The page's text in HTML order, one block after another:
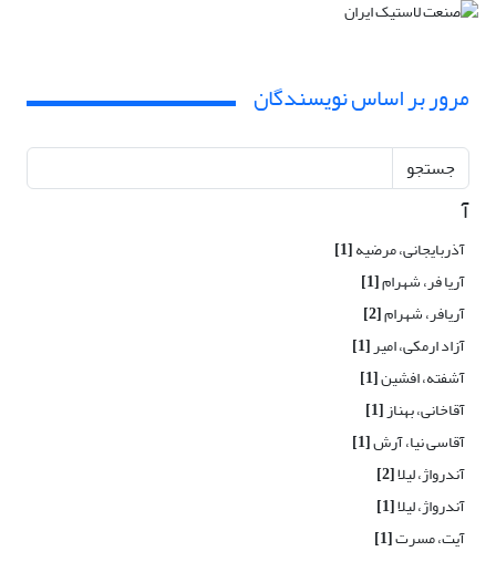
مرور بر اساس نویسندگان
جستجو
آ
آذربایجانی، مرضیه[1]
آریا فر، شهرام[1]
آریافر، شهرام[2]
آزاد ارمکی، امیر[1]
آشفته، افشین[1]
آقاخانی، بهناز[1]
آقاسی نیا، آرش[1]
آندرواژ، لیلا[2]
آندرواژ، لیلا[1]
آیت، مسرت[1]